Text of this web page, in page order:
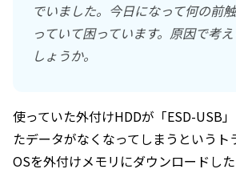
でいました。今日になって何の前
っていて困っています。原因で考
しょうか。
使っていた外付けHDDが「ESD-USB
たデータがなくなってしまうというト
OSを外付けメモリにダウンロードし